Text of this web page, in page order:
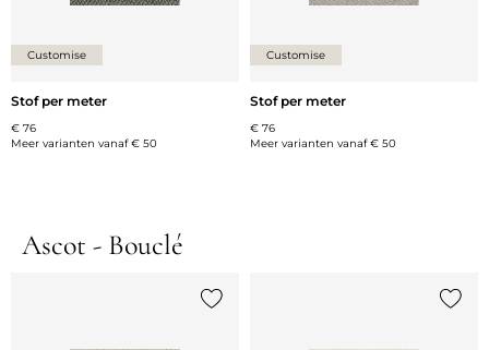
Customise
Stof per meter
€ 76
Meer varianten vanaf€ 50
Customise
Stof per meter
€ 76
Meer varianten vanaf€ 50
Ascot - Bouclé